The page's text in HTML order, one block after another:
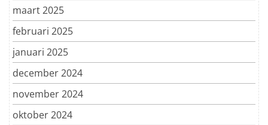
maart 2025
februari 2025
januari 2025
december 2024
november 2024
oktober 2024